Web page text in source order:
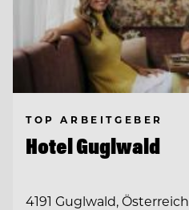
TOP ARBEITGEBER
Hotel Guglwald
4191 Guglwald, Österreich